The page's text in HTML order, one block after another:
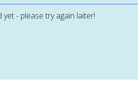
- please try again laiter!